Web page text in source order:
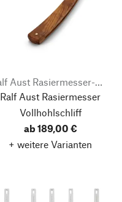
Ralf Aust Rasiermesser-Manufaktur
Ralf Aust Rasiermesser
Vollhohlschliff
ab 189,00 €
+ weitere Varianten